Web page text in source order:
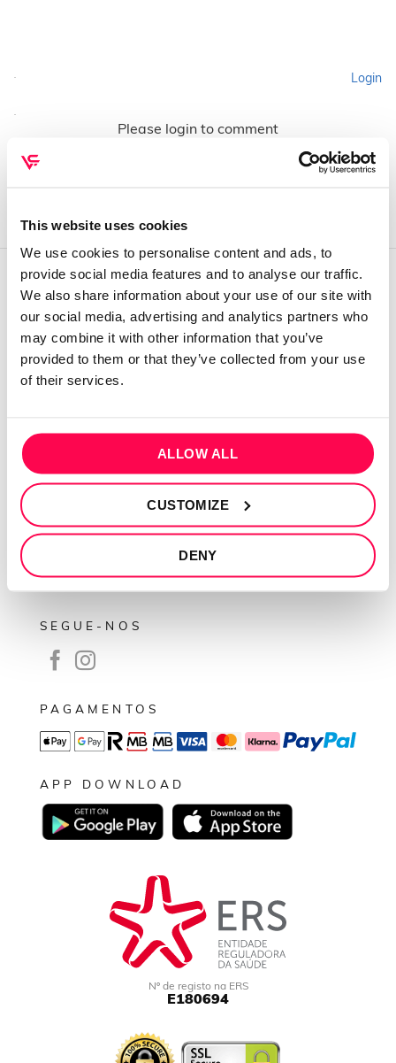
This website uses cookies
We use cookies to personalise content and ads, to
provide social media features and to analyse our traffic.
We also share information about your use of our site with
our social media, advertising and analytics partners who
may combine it with other information that you’ve
provided to them or that they’ve collected from your use
of their services.
ALLOW ALL
CUSTOMIZE
DENY
Login
Please login to comment
QUEM SOMOS
Sobre mim
Contactos
Conta cliente
INFORMAÇÕES
Termos e condições
Livro de reclamações
SEGUE-NOS
PAGAMENTOS
APP DOWNLOAD
Nº de registo na ERS
E180694